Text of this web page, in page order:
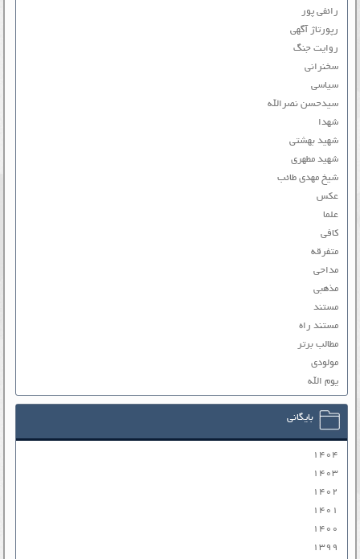
رائفی پور
رپورتاژ آگهی
روایت جنگ
سخنرانی
سیاسی
سیدحسن نصرالله
شهدا
شهید بهشتی
شهید مطهری
شیخ مهدی طائب
عکس
علما
کافی
متفرقه
مداحی
مذهبی
مستند
مستند راه
مطالب برتر
مولودی
یوم الله
بایگانی
۱۴۰۴
۱۴۰۳
۱۴۰۲
۱۴۰۱
۱۴۰۰
۱۳۹۹